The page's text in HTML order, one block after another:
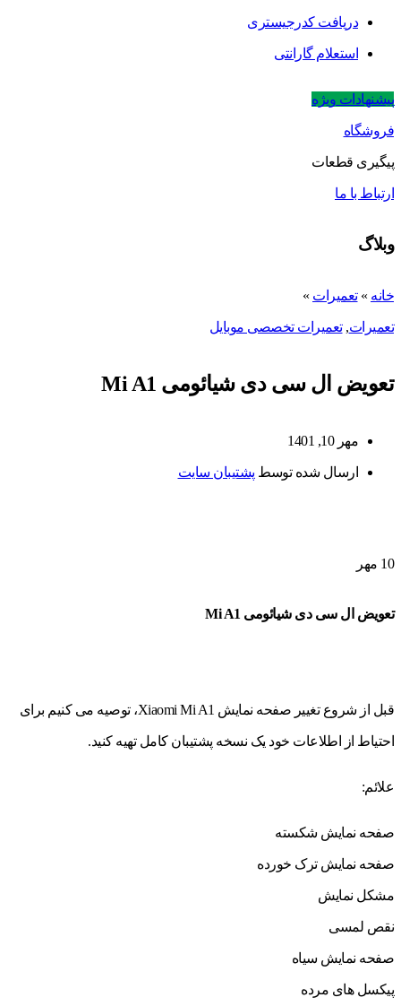
دریافت کدرجیستری
استعلام گارانتی
پیشنهادات ویژه
فروشگاه
پیگیری قطعات
ارتباط با ما
وبلاگ
خانه »تعمیرات »
تعمیرات,تعمیرات تخصصی موبایل
تعویض ال سی دی شیائومی Mi A1
مهر 10, 1401
ارسال شده توسط پشتیبان سایت
10 مهر
تعویض ال سی دی شیائومی Mi A1
قبل از شروع تغییر صفحه نمایش Xiaomi Mi A1، توصیه می کنیم برای
احتیاط از اطلاعات خود یک نسخه پشتیبان کامل تهیه کنید.
علائم:
صفحه نمایش شکسته
صفحه نمایش ترک خورده
مشکل نمایش
نقص لمسی
صفحه نمایش سیاه
پیکسل های مرده